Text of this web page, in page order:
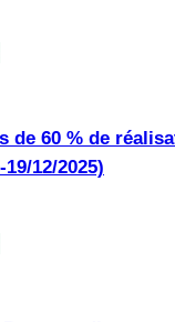
de 60 % de
12/2025)